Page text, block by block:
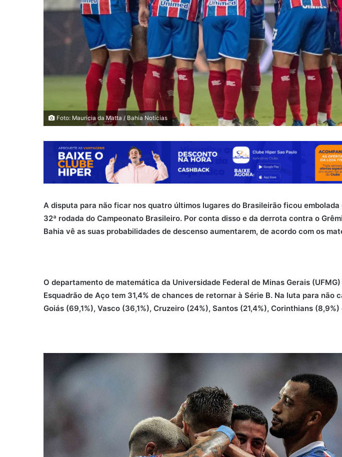
Foto: Maurícia da Matta / Bahia Notícias
A disputa para não ficar nos quatro últimos lugares do Brasileirão ficou embolada
32ª rodada do Campeonato Brasileiro. Por conta disso e da derrota contra o
Bahia vê as suas probabilidades de descenso aumentarem, de acordo com os
O departamento de matemática da Universidade Federal de Minas Gerais
Esquadrão de Aço tem 31,4% de chances de retornar à Série B. Na luta para não
Goiás (69,1%), Vasco (36,1%), Cruzeiro (24%), Santos (21,4%), Corinthians